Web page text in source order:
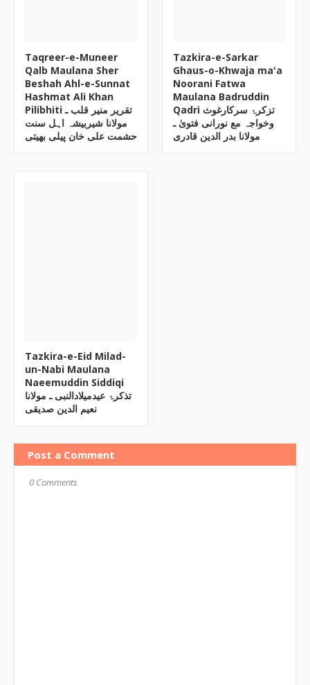
Taqreer-e-Muneer
Qalb Maulana Sher
Beshah Ahl-e-Sunnat
Hashmat Ali Khan
Pilibhiti تقریر منیر قلب ـ
مولانا شیربیشہ اہل سنت
حشمت علی خان پیلی بھیتی
Tazkira-e-Sarkar
Ghaus-o-Khwaja ma'a
Noorani Fatwa
Maulana Badruddin
Qadri تزکرۂ سرکارغوث
وخواجہ مع نورانی فتویٰ ـ
مولانا بدر الدین قادری
Tazkira-e-Eid Milad-
un-Nabi Maulana
Naeemuddin Siddiqi
تذکرۂ عیدمیلادالنبی ـ مولانا
نعیم الدین صدیقی
Post a Comment
0 Comments